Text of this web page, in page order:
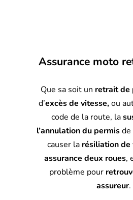
Assurance moto
Que sa soit un retrait de
d’excès de vitesse,ou
code de la route, la
l’annulation du permisde
causer la résiliation
assurance deux roues,
problème pour
assureur.